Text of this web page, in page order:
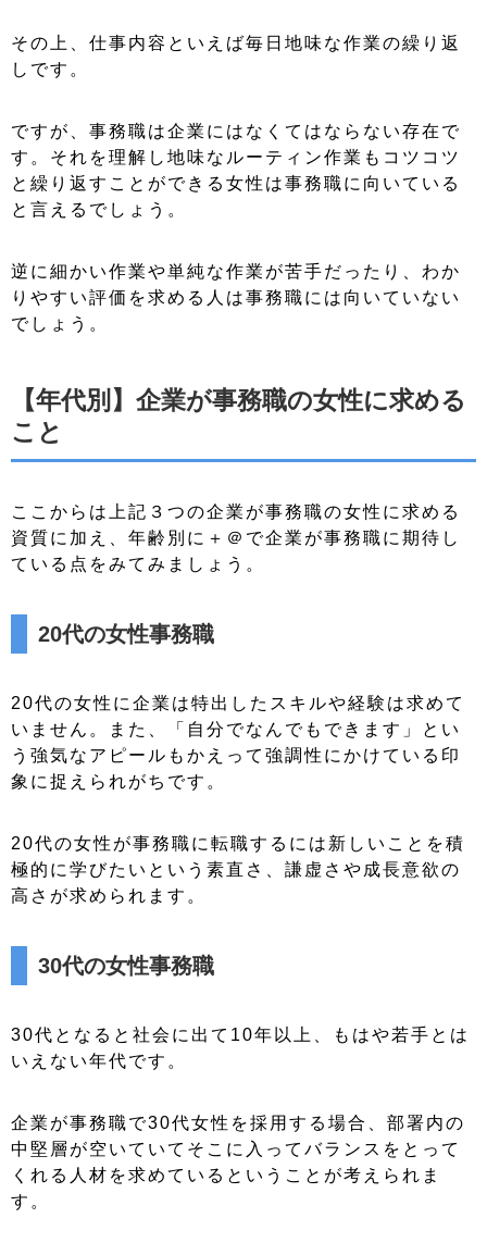
その上、仕事内容といえば毎日地味な作業の繰り返
しです。
ですが、事務職は企業にはなくてはならない存在で
す。それを理解し地味なルーティン作業もコツコツ
と繰り返すことができる女性は事務職に向いている
と言えるでしょう。
逆に細かい作業や単純な作業が苦手だったり、わか
りやすい評価を求める人は事務職には向いていない
でしょう。
【年代別】企業が事務職の女性に求める
こと
ここからは上記３つの企業が事務職の女性に求める
資質に加え、年齢別に＋＠で企業が事務職に期待し
ている点をみてみましょう。
20代の女性事務職
20代の女性に企業は特出したスキルや経験は求めて
いません。また、「自分でなんでもできます」とい
う強気なアピールもかえって強調性にかけている印
象に捉えられがちです。
20代の女性が事務職に転職するには新しいことを積
極的に学びたいという素直さ、謙虚さや成長意欲の
高さが求められます。
30代の女性事務職
30代となると社会に出て10年以上、もはや若手とは
いえない年代です。
企業が事務職で30代女性を採用する場合、部署内の
中堅層が空いていてそこに入ってバランスをとって
くれる人材を求めているということが考えられま
す。